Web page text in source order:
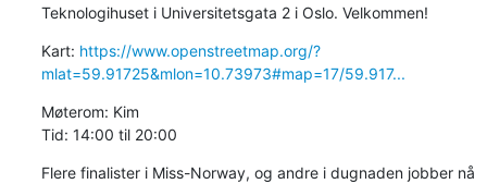
Teknologihuset i Universitetsgata 2 i Oslo. Velkommen!
Kart: https://www.openstreetmap.org/?
mlat=59.91725&mlon=10.73973#map=17/59.917...
Møterom: Kim
Tid: 14:00 til 20:00
Flere finalister i Miss-Norway, og andre i dugnaden jobber nå